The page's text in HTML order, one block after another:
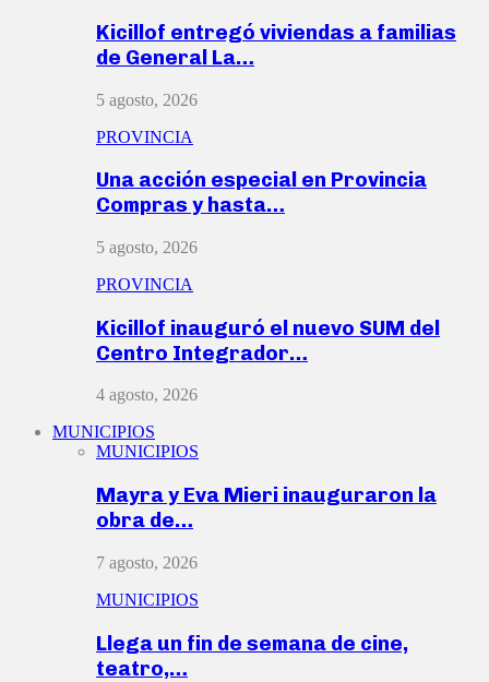
Kicillof entregó viviendas a familias
de General La…
5 agosto, 2026
PROVINCIA
Una acción especial en Provincia
Compras y hasta…
5 agosto, 2026
PROVINCIA
Kicillof inauguró el nuevo SUM del
Centro Integrador…
4 agosto, 2026
MUNICIPIOS
MUNICIPIOS
Mayra y Eva Mieri inauguraron la
obra de…
7 agosto, 2026
MUNICIPIOS
Llega un fin de semana de cine,
teatro,…